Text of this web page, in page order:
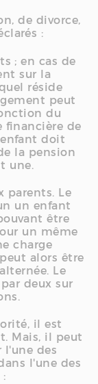
de divorce,
:
; en cas de
sur la
réside
peut
du
financière de
doit
la pension
une.
parents. Le
un enfant
être
un même
charge
alors être
Le
deux sur
il est
Mais, il peut
l'une des
l'une des